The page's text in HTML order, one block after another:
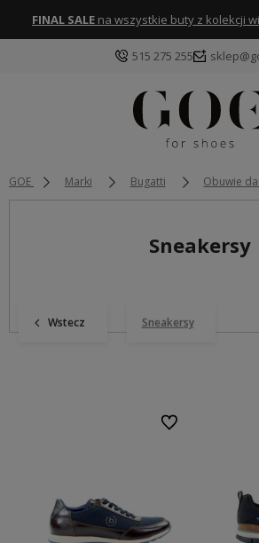
FINAL SALE na wszystkie buty z kolekcji
515 275 255
GOE Marki Bugatti Obuwie
Sneakersy
Wstecz Sneakersy
Do ulubionych